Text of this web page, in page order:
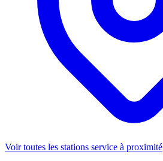
Voir toutes les stations service à proximité